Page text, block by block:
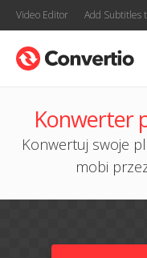
Video Editor Add Subtitles
Konwerter
Konwertuj swoje
mobi